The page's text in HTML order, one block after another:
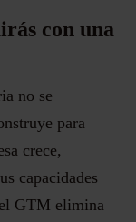
con una
no se
para
crece,
capacidades
GTM elimina